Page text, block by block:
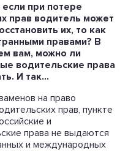
при потере
прав водитель может
их, то как
правами? В
вам, можно ли
водительские права
И так…
на право
прав, пункте
и
права не выдаются
и международных